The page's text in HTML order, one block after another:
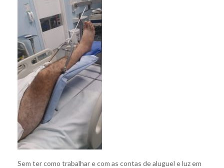
Sem ter como trabalhar e com as contas de aluguel e luz em